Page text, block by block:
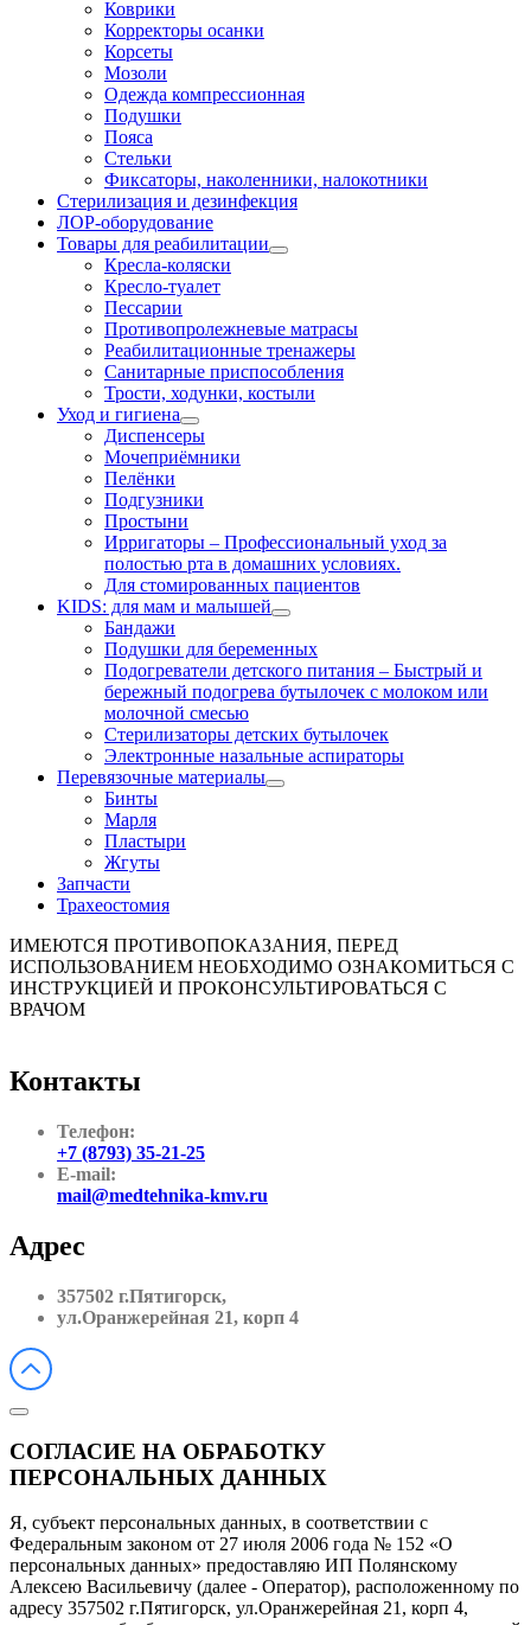
Коврики
Корректоры осанки
Корсеты
Мозоли
Одежда компрессионная
Подушки
Пояса
Стельки
Фиксаторы, наколенники, налокотники
Стерилизация и дезинфекция
ЛОР-оборудование
Товары для реабилитации
Кресла-коляски
Кресло-туалет
Пессарии
Противопролежневые матрасы
Реабилитационные тренажеры
Санитарные приспособления
Трости, ходунки, костыли
Уход и гигиена
Диспенсеры
Мочеприёмники
Пелёнки
Подгузники
Простыни
Ирригаторы – Профессиональный уход за
полостью рта в домашних условиях.
Для стомированных пациентов
KIDS: для мам и малышей
Бандажи
Подушки для беременных
Подогреватели детского питания – Быстрый и
бережный подогрева бутылочек с молоком или
молочной смесью
Стерилизаторы детских бутылочек
Электронные назальные аспираторы
Перевязочные материалы
Бинты
Марля
Пластыри
Жгуты
Запчасти
Трахеостомия
ИМЕЮТСЯ ПРОТИВОПОКАЗАНИЯ, ПЕРЕД
ИСПОЛЬЗОВАНИЕМ НЕОБХОДИМО ОЗНАКОМИТЬСЯ С
ИНСТРУКЦИЕЙ И ПРОКОНСУЛЬТИРОВАТЬСЯ С
ВРАЧОМ
Контакты
Телефон:
+7 (8793) 35-21-25
E-mail:
mail@medtehnika-kmv.ru
Адрес
357502 г.Пятигорск,
ул.Оранжерейная 21, корп 4
СОГЛАСИЕ НА ОБРАБОТКУ
ПЕРСОНАЛЬНЫХ ДАННЫХ
Я, субъект персональных данных, в соответствии с
Федеральным законом от 27 июля 2006 года № 152 «О
персональных данных» предоставляю ИП Полянскому
Алексею Васильевичу (далее - Оператор), расположенному по
адресу 357502 г.Пятигорск, ул.Оранжерейная 21, корп 4,